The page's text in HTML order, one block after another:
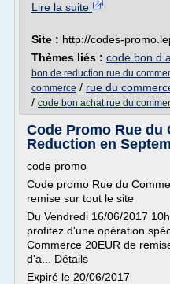
Lire la suite
Site : http://codes-
Thèmes liés : code bon d
bon de reduction rue du
commerce / rue du
/ code bon achat rue du
Code Promo Rue du
Reduction en
code promo
Code promo Rue du
remise sur tout le site
Du Vendredi 16/06/2017
profitez d'une opération
Commerce 20EUR de
d'a... Détails
Expiré le 20/06/2017